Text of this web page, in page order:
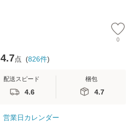
0
4.7点 (826件)
配送スピード
4.6
梱包
4.7
営業日カレンダー